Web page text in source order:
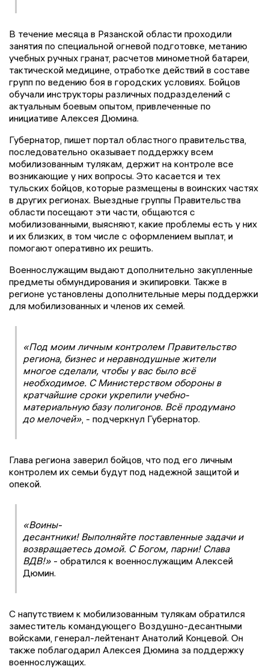
В течение месяца в Рязанской области проходили
занятия по специальной огневой подготовке, метанию
учебных ручных гранат, расчетов минометной батареи,
тактической медицине, отработке действий в составе
групп по ведению боя в городских условиях. Бойцов
обучали инструкторы различных подразделений с
актуальным боевым опытом, привлеченные по
инициативе Алексея Дюмина.
Губернатор, пишет портал областного правительства,
последовательно оказывает поддержку всем
мобилизованным тулякам, держит на контроле все
возникающие у них вопросы. Это касается и тех
тульских бойцов, которые размещены в воинских частях
в других регионах. Выездные группы Правительства
области посещают эти части, общаются с
мобилизованными, выясняют, какие проблемы есть у них
и их близких, в том числе с оформлением выплат, и
помогают оперативно их решить.
Военнослужащим выдают дополнительно закупленные
предметы обмундирования и экипировки. Также в
регионе установлены дополнительные меры поддержки
для мобилизованных и членов их семей.
«Под моим личным контролем Правительство
региона, бизнес и неравнодушные жители
многое сделали, чтобы у вас было всё
необходимое. С Министерством обороны в
кратчайшие сроки укрепили учебно-
материальную базу полигонов. Всё продумано
до мелочей», - подчеркнул Губернатор.
Глава региона заверил бойцов, что под его личным
контролем их семьи будут под надежной защитой и
опекой.
«Воины-
десантники! Выполняйте поставленные задачи и
возвращаетесь домой. С Богом, парни! Слава
ВДВ!» - обратился к военнослужащим Алексей
Дюмин.
С напутствием к мобилизованным тулякам обратился
заместитель командующего Воздушно-десантными
войсками, генерал-лейтенант Анатолий Концевой. Он
также поблагодарил Алексея Дюмина за поддержку
военнослужащих.